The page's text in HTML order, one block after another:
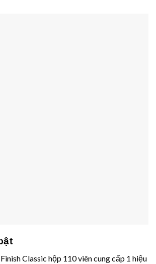
Classic hộp 110 viên cung cấp 1 hiệu